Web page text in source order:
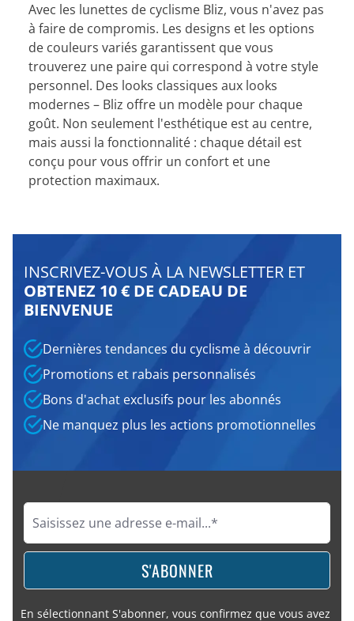
Avec les lunettes de cyclisme Bliz, vous n'avez pas
à faire de compromis. Les designs et les options
de couleurs variés garantissent que vous
trouverez une paire qui correspond à votre style
personnel. Des looks classiques aux looks
modernes – Bliz offre un modèle pour chaque
goût. Non seulement l'esthétique est au centre,
mais aussi la fonctionnalité : chaque détail est
conçu pour vous offrir un confort et une
protection maximaux.
INSCRIVEZ-VOUS À LA NEWSLETTER ET
OBTENEZ 10 € DE CADEAU DE
BIENVENUE
Dernières tendances du cyclisme à découvrir
Promotions et rabais personnalisés
Bons d'achat exclusifs pour les abonnés
Ne manquez plus les actions promotionnelles
S'ABONNER
En sélectionnant S'abonner, vous confirmez que vous avez